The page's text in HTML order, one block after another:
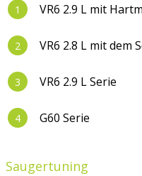
VR6 2.9 L mit
VR6 2.8 L mit dem
VR6 2.9 L Serie
G60 Serie
Saugertuning